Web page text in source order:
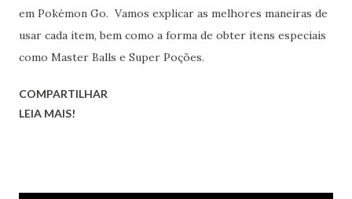
em Pokémon Go. Vamos explicar as melhores maneiras de
usar cada item, bem como a forma de obter itens especiais
como Master Balls e Super Poções.
COMPARTILHAR
LEIA MAIS!